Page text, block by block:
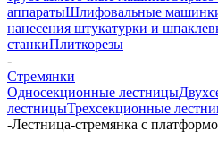
аппаратыШлифовальные
нанесения штукатурки и
станкиПлиткорезы
-
Стремянки
Односекционные лестницы
лестницыТрехсекционные
-Лестница-стремянка с